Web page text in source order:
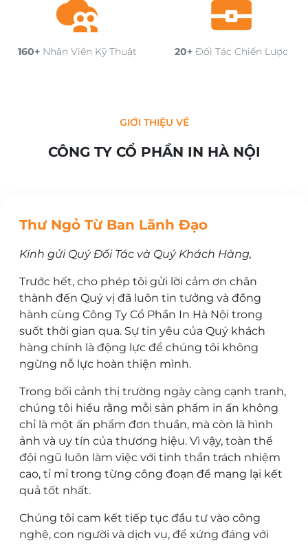
160+ Nhân Viên Kỹ Thuật 20+ Đối Tác Chiến Lược
GIỚI THIỆU VỀ
CÔNG TY CỔ PHẦN IN HÀ NỘI
Thư Ngỏ Từ Ban Lãnh Đạo
Kính gửi Quý Đối Tác và Quý Khách Hàng,
Trước hết, cho phép tôi gửi lời cảm ơn chân
thành đến Quý vị đã luôn tin tưởng và đồng
hành cùng Công Ty Cổ Phần In Hà Nội trong
suốt thời gian qua. Sự tin yêu của Quý khách
hàng chính là động lực để chúng tôi không
ngừng nỗ lực hoàn thiện mình.
Trong bối cảnh thị trường ngày càng cạnh tranh,
chúng tôi hiểu rằng mỗi sản phẩm in ấn không
chỉ là một ấn phẩm đơn thuần, mà còn là hình
ảnh và uy tín của thương hiệu. Vì vậy, toàn thể
đội ngũ luôn làm việc với tinh thần trách nhiệm
cao, tỉ mỉ trong từng công đoạn để mang lại kết
quả tốt nhất.
Chúng tôi cam kết tiếp tục đầu tư vào công
nghệ, con người và dịch vụ, để xứng đáng với